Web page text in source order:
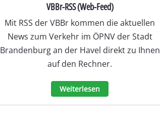
VBBr-RSS (Web-Feed)
Mit RSS der VBBr kommen die aktuellen
News zum Verkehr im ÖPNV der Stadt
Brandenburg an der Havel direkt zu Ihnen
auf den Rechner.
Weiterlesen